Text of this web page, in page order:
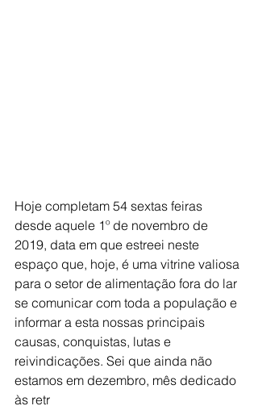
Hoje completam 54 sextas feiras
desde aquele 1º de novembro de
2019, data em que estreei neste
espaço que, hoje, é uma vitrine valiosa
para o setor de alimentação fora do lar
se comunicar com toda a população e
informar a esta nossas principais
causas, conquistas, lutas e
reivindicações. Sei que ainda não
estamos em dezembro, mês dedicado
às retr